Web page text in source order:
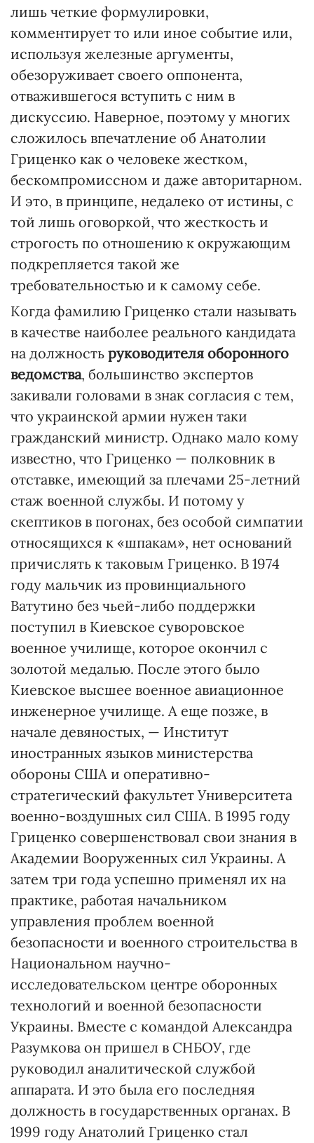
лишь четкие формулировки,
комментирует то или иное событие или,
используя железные аргументы,
обезоруживает своего оппонента,
отважившегося вступить с ним в
дискуссию. Наверное, поэтому у многих
сложилось впечатление об Анатолии
Гриценко как о человеке жестком,
бескомпромиссном и даже авторитарном.
И это, в принципе, недалеко от истины, с
той лишь оговоркой, что жесткость и
строгость по отношению к окружающим
подкрепляется такой же
требовательностью и к самому себе.
Когда фамилию Гриценко стали называть
в качестве наиболее реального кандидата
на должность руководителя оборонного
ведомства, большинство экспертов
закивали головами в знак согласия с тем,
что украинской армии нужен таки
гражданский министр. Однако мало кому
известно, что Гриценко — полковник в
отставке, имеющий за плечами 25-летний
стаж военной службы. И потому у
скептиков в погонах, без особой симпатии
относящихся к «шпакам», нет оснований
причислять к таковым Гриценко. В 1974
году мальчик из провинциального
Ватутино без чьей-либо поддержки
поступил в Киевское суворовское
военное училище, которое окончил с
золотой медалью. После этого было
Киевское высшее военное авиационное
инженерное училище. А еще позже, в
начале девяностых, — Институт
иностранных языков министерства
обороны США и оперативно-
стратегический факультет Университета
военно-воздушных сил США. В 1995 году
Гриценко совершенствовал свои знания в
Академии Вооруженных сил Украины. А
затем три года успешно применял их на
практике, работая начальником
управления проблем военной
безопасности и военного строительства в
Национальном научно-
исследовательском центре оборонных
технологий и военной безопасности
Украины. Вместе с командой Александра
Разумкова он пришел в СНБОУ, где
руководил аналитической службой
аппарата. И это была его последняя
должность в государственных органах. В
1999 году Анатолий Гриценко стал